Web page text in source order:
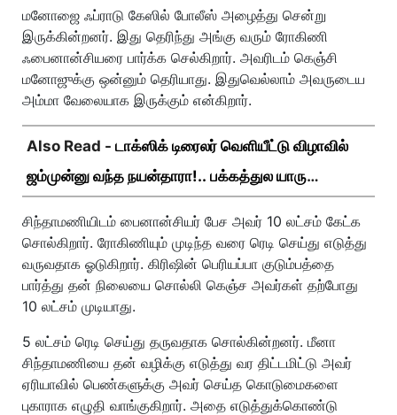
மனோஜை ஃப்ராடு கேஸில் போலீஸ் அழைத்து சென்று
இருக்கின்றனர். இது தெரிந்து அங்கு வரும் ரோகிணி
ஃபைனான்சியரை பார்க்க செல்கிறார். அவரிடம் கெஞ்சி
மனோஜுக்கு ஒன்னும் தெரியாது. இதுவெல்லாம் அவருடைய
அம்மா வேலையாக இருக்கும் என்கிறார்.
Also Read - டாக்ஸிக் டிரைலர் வெளியீட்டு விழாவில்
ஜம்முன்னு வந்த நயன்தாரா!.. பக்கத்துல யாரு
சிந்தாமணியிடம் பைனான்சியர் பேச அவர் 10 லட்சம் கேட்க
சொல்கிறார். ரோகிணியும் முடிந்த வரை ரெடி செய்து எடுத்து
வருவதாக ஓடுகிறார். கிரிஷின் பெரியப்பா குடும்பத்தை
பார்த்து தன் நிலையை சொல்லி கெஞ்ச அவர்கள் தற்போது
10 லட்சம் முடியாது.
5 லட்சம் ரெடி செய்து தருவதாக சொல்கின்றனர். மீனா
சிந்தாமணியை தன் வழிக்கு எடுத்து வர திட்டமிட்டு அவர்
ஏரியாவில் பெண்களுக்கு அவர் செய்த கொடுமைகளை
புகாராக எழுதி வாங்குகிறார். அதை எடுத்துக்கொண்டு